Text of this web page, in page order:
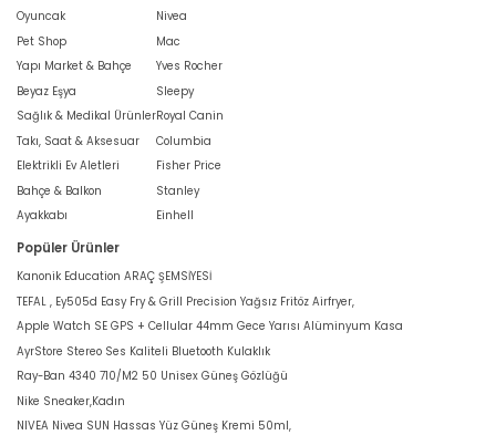
Oyuncak
Pet Shop
Yapı Market & Bahçe
Beyaz Eşya
Sağlık & Medikal Ürünler
Takı, Saat & Aksesuar
Elektrikli Ev Aletleri
Bahçe & Balkon
Ayakkabı
Nivea
Mac
Yves Rocher
Sleepy
Royal Canin
Columbia
Fisher Price
Stanley
Einhell
Popüler Ürünler
Kanonik Education ARAÇ ŞEMSİYESİ
TEFAL , Ey505d Easy Fry & Grill Precision Yağsız Fritöz Airfryer,
Apple Watch SE GPS + Cellular 44mm Gece Yarısı Alüminyum Kasa
AyrStore Stereo Ses Kaliteli Bluetooth Kulaklık
Ray-Ban 4340 710/M2 50 Unisex Güneş Gözlüğü
Nike Sneaker,Kadın
NIVEA Nivea SUN Hassas Yüz Güneş Kremi 50ml,